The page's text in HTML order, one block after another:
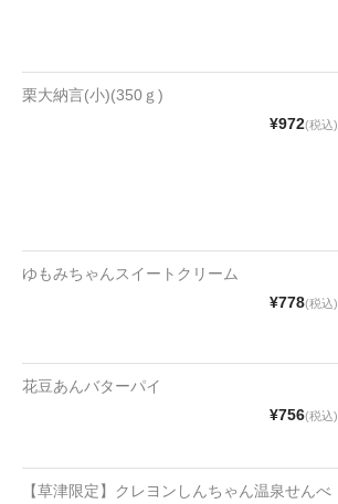
その他
文具・雑貨
衣類
栗大納言(小)(350ｇ)
¥972(税込)
ゆもみちゃんスイートクリーム
¥778(税込)
花豆あんバターパイ
¥756(税込)
【草津限定】クレヨンしんちゃん温泉せんべ